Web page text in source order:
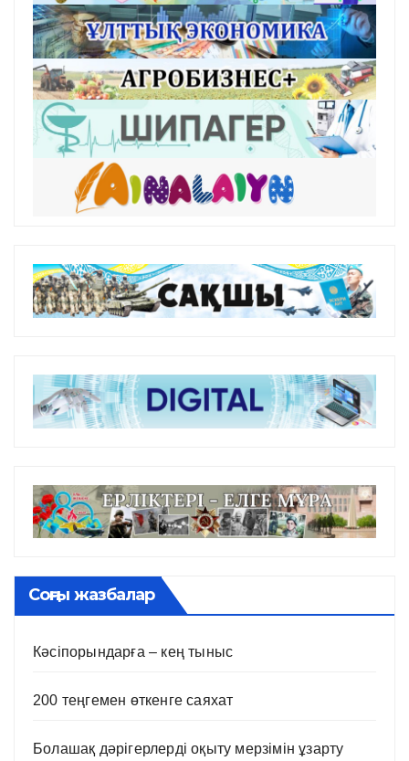
Соңғы жазбалар
Кәсіпорындарға – кең тыныс
200 теңгемен өткенге саяхат
Болашақ дәрігерлерді оқыту мерзімін ұзарту